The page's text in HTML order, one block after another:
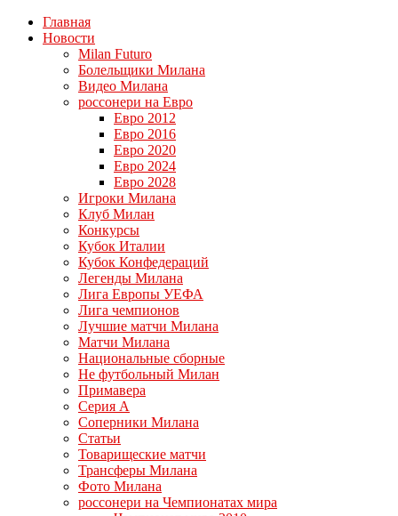
Главная
Новости
Milan Futuro
Болельщики Милана
Видео Милана
россонери на Евро
Евро 2012
Евро 2016
Евро 2020
Евро 2024
Евро 2028
Игроки Милана
Клуб Милан
Конкурсы
Кубок Италии
Кубок Конфедераций
Легенды Милана
Лига Европы УЕФА
Лига чемпионов
Лучшие матчи Милана
Матчи Милана
Национальные сборные
Не футбольный Милан
Примавера
Серия А
Соперники Милана
Статьи
Товарищеские матчи
Трансферы Милана
Фото Милана
россонери на Чемпионатах мира